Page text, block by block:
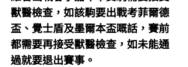
獸醫檢查，如該駒要出戰考菲爾德
盃、覺士盾及墨爾本盃嘅話，賽前
都需要再接受獸醫檢查，如未能通
過就要退出賽事。